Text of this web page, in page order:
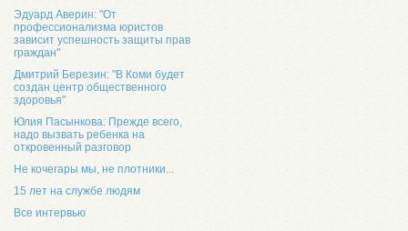
Эдуард Аверин: "От
профессионализма юристов
зависит успешность защиты прав
граждан"
Дмитрий Березин: "В Коми будет
создан центр общественного
здоровья"
Юлия Пасынкова: Прежде всего,
надо вызвать ребенка на
откровенный разговор
Не кочегары мы, не плотники...
15 лет на службе людям
Все интервью